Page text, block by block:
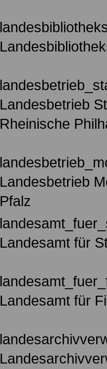
Landesbetrieb
Rheinische
Landesbetrieb
Pfalz
Landesamt für
Landesamt für